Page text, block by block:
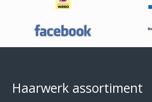
Haaraccessoires
Haarband / accessoires
Haarstukken
Haarwerk assortiment